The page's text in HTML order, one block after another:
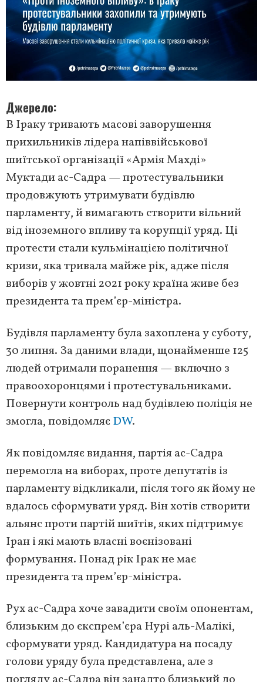
Джерело
В Іраку тривають масові заворушення
прихильників лідера напіввійськової
шиїтської організації «Армія Махді»
Муктади ас-Садра — протестувальники
продовжують утримувати будівлю
парламенту, й вимагають створити вільний
від іноземного впливу та корупції уряд. Ці
протести стали кульмінацією політичної
кризи, яка тривала майже рік, адже після
виборів у жовтні 2021 року країна живе без
президента та прем’єр-міністра.
Будівля парламенту була захоплена у суботу,
30 липня. За даними влади, щонайменше 125
людей отримали поранення — включно з
правоохоронцями і протестувальниками.
Повернути контроль над будівлею поліція не
змогла, повідомляє DW.
Як повідомляє видання, партія ас-Садра
перемогла на виборах, проте депутатів із
парламенту відкликали, після того як йому не
вдалось сформувати уряд. Він хотів створити
альянс проти партій шиїтів, яких підтримує
Іран і які мають власні воєнізовані
формування. Понад рік Ірак не має
президента та прем’єр-міністра.
Рух ас-Садра хоче завадити своїм опонентам,
близьким до єкспрем’єра Нурі аль-Малікі,
сформувати уряд. Кандидатура на посаду
голови уряду була представлена, але з